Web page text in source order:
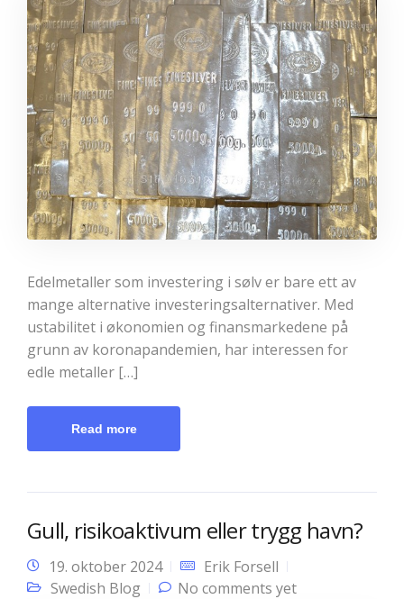
Edelmetaller som investering i sølv er bare ett av
mange alternative investeringsalternativer. Med
ustabilitet i økonomien og finansmarkedene på
grunn av koronapandemien, har interessen for
edle metaller […]
Read more
Gull, risikoaktivum eller trygg havn?
19. oktober 2024
Erik Forsell
Swedish Blog
No comments yet